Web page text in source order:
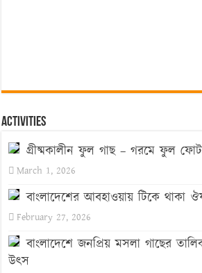
Activities
গ্রীষ্মকালীন ফুল গাছ – গরমে ফুল
March 1, 2026
বাংলাদেশের আবহাওয়ায় টিকে থাকা
February 27, 2026
বাংলাদেশে জনপ্রিয় মসলা গাছের
উৎস